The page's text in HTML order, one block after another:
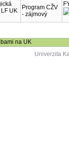
UK
Program CŽV
- zájmový
na UK
Univerzita